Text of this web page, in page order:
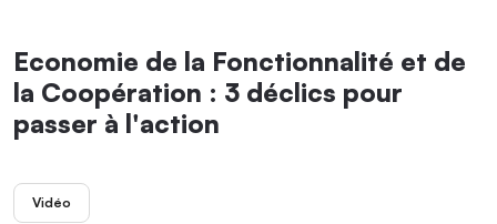
Economie de la Fonctionnalité et de
la Coopération : 3 déclics pour
passer à l'action
Vidéo